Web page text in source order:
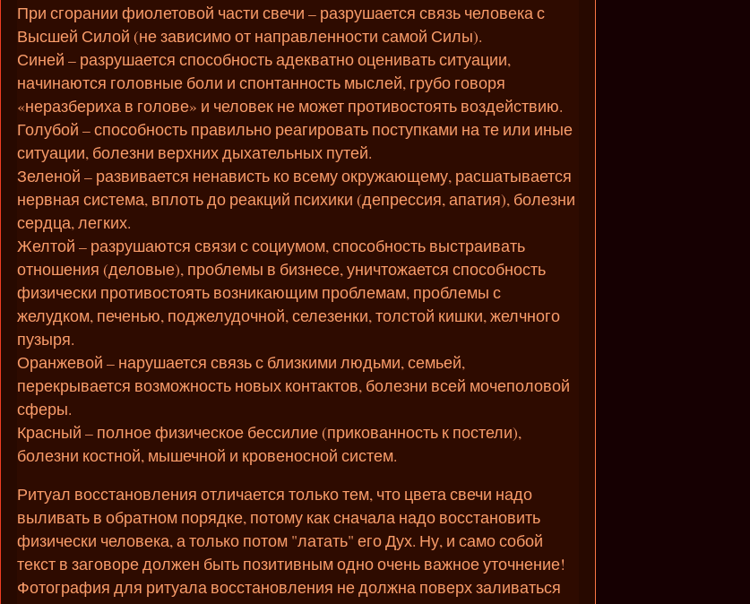
При сгорании фиолетовой части свечи – разрушается связь человека с
Высшей Силой (не зависимо от направленности самой Силы).
Синей – разрушается способность адекватно оценивать ситуации,
начинаются головные боли и спонтанность мыслей, грубо говоря
«неразбериха в голове» и человек не может противостоять воздействию.
Голубой – способность правильно реагировать поступками на те или иные
ситуации, болезни верхних дыхательных путей.
Зеленой – развивается ненависть ко всему окружающему, расшатывается
нервная система, вплоть до реакций психики (депрессия, апатия), болезни
сердца, легких.
Желтой – разрушаются связи с социумом, способность выстраивать
отношения (деловые), проблемы в бизнесе, уничтожается способность
физически противостоять возникающим проблемам, проблемы с
желудком, печенью, поджелудочной, селезенки, толстой кишки, желчного
пузыря.
Оранжевой – нарушается связь с близкими людьми, семьей,
перекрывается возможность новых контактов, болезни всей мочеполовой
сферы.
Красный – полное физическое бессилие (прикованность к постели),
болезни костной, мышечной и кровеносной систем.
Ритуал восстановления отличается только тем, что цвета свечи надо
выливать в обратном порядке, потому как сначала надо восстановить
физически человека, а только потом "латать" его Дух. Ну, и само собой
текст в заговоре должен быть позитивным одно очень важное уточнение!
Фотография для ритуала восстановления не должна поверх заливаться